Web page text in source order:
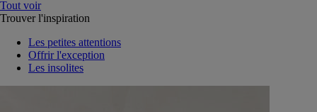
Tout voir
Trouver l'inspiration
Les petites attentions
Offrir l'exception
Les insolites